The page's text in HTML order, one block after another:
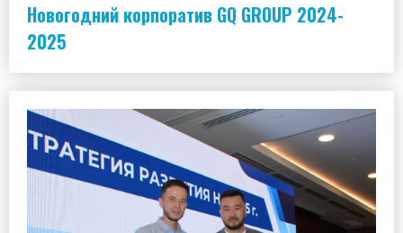
Новогодний корпоратив GQ GROUP 2024-
2025